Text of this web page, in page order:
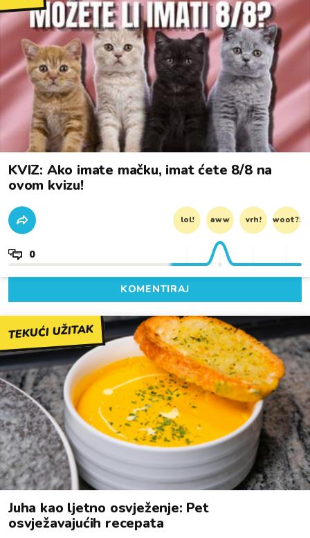
KVIZ: Ako imate mačku, imat ćete 8/8 na
ovom kvizu!
lol! aww vrh! woot?!
0
KOMENTIRAJ
TEKUĆI UŽITAK
Juha kao ljetno osvježenje: Pet
osvježavajućih recepata